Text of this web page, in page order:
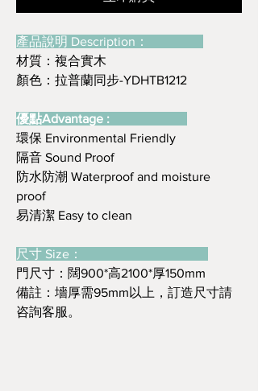
產品說明 Description：
材質：複合實木
顏色：拉普蘭同步-YDHTB1212
優點Advantage :
環保 Environmental Friendly
隔音 Sound Proof
防水防潮 Waterproof and moisture
proof
易清潔 Easy to clean
尺寸 Size：
門尺寸：闊900*高2100*厚150mm
備註：墻厚需95mm以上，訂造尺寸請
咨詢客服。